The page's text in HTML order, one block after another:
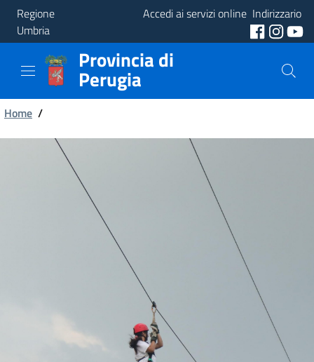
Regione
Umbria
Accedi ai servizi online Indirizzario
Provincia
Aree
Tematiche
Provincia di
Perugia
Briciole
di
Home /